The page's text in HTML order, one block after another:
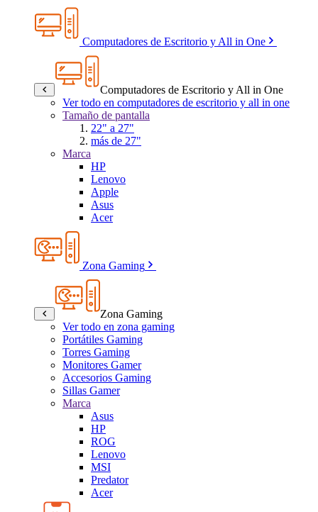
Computadores de Escritorio y All in One
Computadores de Escritorio y All in One
Ver todo en computadores de escritorio y all in one
Tamaño de pantalla
22" a 27"
más de 27"
Marca
HP
Lenovo
Apple
Asus
Acer
Zona Gaming
Zona Gaming
Ver todo en zona gaming
Portátiles Gaming
Torres Gaming
Monitores Gamer
Accesorios Gaming
Sillas Gamer
Marca
Asus
HP
ROG
Lenovo
MSI
Predator
Acer